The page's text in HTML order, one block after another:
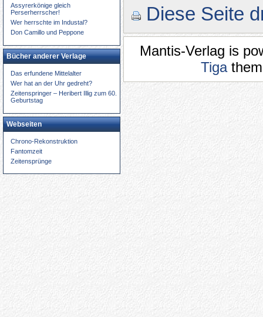
Diese Seite
Assyrerkönige gleich
Perserherrscher!
Wer herrschte im Industal?
Don Camillo und Peppone
Bücher anderer Verlage
Das erfundene Mittelalter
Wer hat an der Uhr gedreht?
Zeitenspringer – Heribert Illig zum 60.
Geburtstag
Webseiten
Chrono-Rekonstruktion
Fantomzeit
Zeitensprünge
Mantis-Verlag is
Tiga